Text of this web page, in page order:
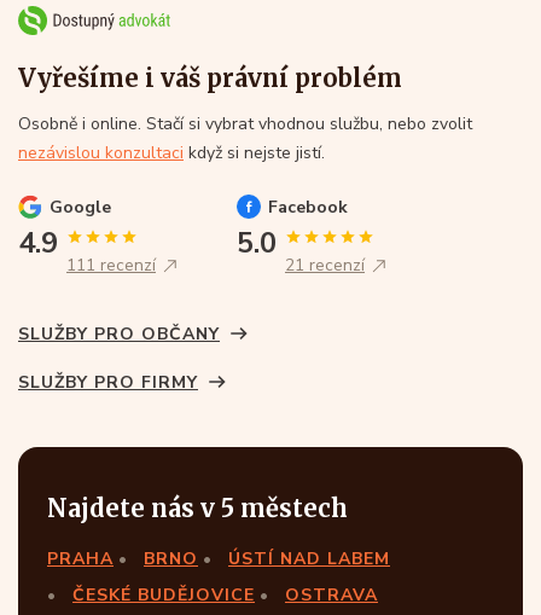
Vyřešíme i váš právní problém
Osobně i online. Stačí si vybrat vhodnou službu, nebo zvolit
nezávislou konzultaci když si nejste jistí.
Google
4.9
111 recenzí
Facebook
5.0
21 recenzí
SLUŽBY PRO OBČANY
SLUŽBY PRO FIRMY
Najdete nás v 5 městech
PRAHA BRNO
ÚSTÍ NAD LABEM
ČESKÉ BUDĚJOVICE
OSTRAVA